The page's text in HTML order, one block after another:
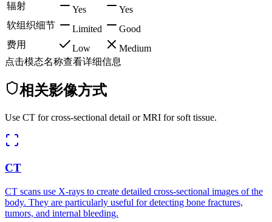
辐射
Yes
Yes
软组织细节
Limited
Good
费用
Low
Medium
点击模态名称查看详细信息
相关影像方式
Use CT for cross-sectional detail or MRI for soft tissue.
CT
CT scans use X-rays to create detailed cross-sectional images of the
body. They are particularly useful for detecting bone fractures,
tumors, and internal bleeding.